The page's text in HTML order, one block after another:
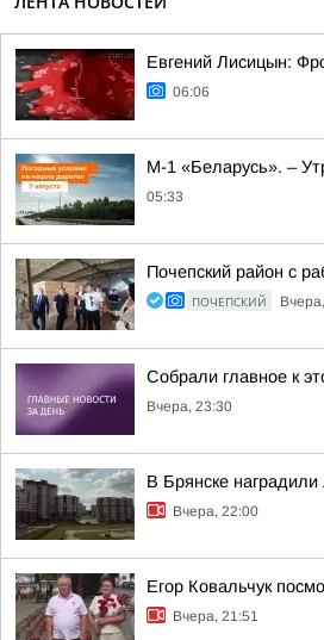
Евгений Лисицын:
06:06
М-1 «Беларусь». –
05:33
Почепский район с
ПОЧЕПСКИЙ
Собрали главное к
Вчера, 23:30
В Брянске
Вчера, 22:00
Егор Ковальчук
Вчера, 21:51